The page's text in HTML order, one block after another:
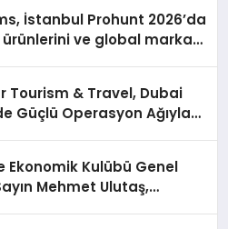
İstanbul Prohunt 2026’da
ve global marka
Tourism & Travel, Dubai
Güçlü Operasyon Ağıyla
Ekonomik Kulübü Genel
Mehmet Ulutaş,